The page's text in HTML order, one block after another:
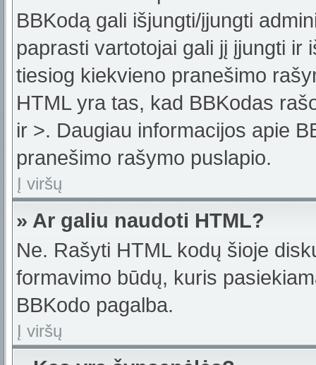
BBKodą gali išjungti/įjungti
paprasti vartotojai gali jį įjungti
tiesiog kiekvieno pranešimo
HTML yra tas, kad BBKodas
ir >. Daugiau informacijos apie
pranešimo rašymo puslapio.
Į viršų
» Ar galiu naudoti HTML?
Ne. Rašyti HTML kodų šioje
formavimo būdų, kuris
BBKodo pagalba.
Į viršų